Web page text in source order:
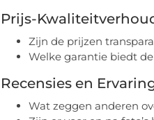
Prijs-
Zijn de prijzen
Welke garantie biedt
Recensies en
Wat zeggen anderen